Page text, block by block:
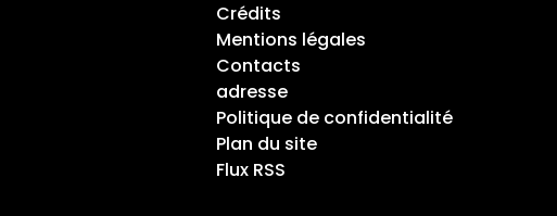
Crédits
Mentions légales
Contacts
adresse
Politique de confidentialité
Plan du site
Flux RSS